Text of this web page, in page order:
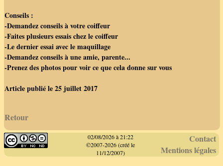
Conseils :
-Demandez conseils à votre coiffeur
-Faites plusieurs essais chez le coiffeur
-Le dernier essai avec le maquillage
-Demandez conseils à une amie, parente...
-Prenez des photos pour voir ce que cela donne sur vous
Article publié le 25 juillet 2017
Retour
02/08/2026 à 21:22
©2007-2026 (créé le
11/12/2007)
Contact
Mentions légales